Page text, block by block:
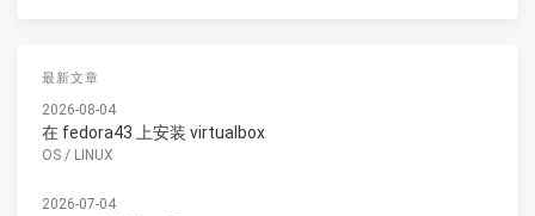
最新文章
2026-08-04
在 fedora43 上安装 virtualbox
OS / LINUX
2026-07-04